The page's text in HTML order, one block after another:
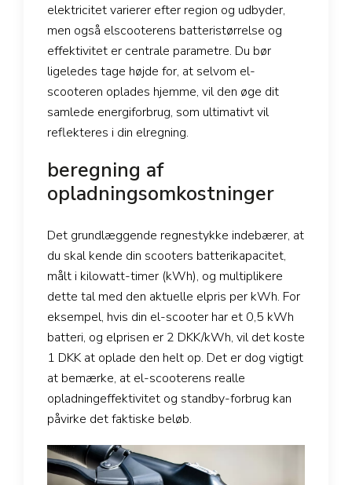
elektricitet varierer efter region og udbyder,
men også elscooterens batteristørrelse og
effektivitet er centrale parametre. Du bør
ligeledes tage højde for, at selvom el-
scooteren oplades hjemme, vil den øge dit
samlede energiforbrug, som ultimativt vil
reflekteres i din elregning.
beregning af
opladningsomkostninger
Det grundlæggende regnestykke indebærer, at
du skal kende din scooters batterikapacitet,
målt i kilowatt-timer (kWh), og multiplikere
dette tal med den aktuelle elpris per kWh. For
eksempel, hvis din el-scooter har et 0,5 kWh
batteri, og elprisen er 2 DKK/kWh, vil det koste
1 DKK at oplade den helt op. Det er dog vigtigt
at bemærke, at el-scooterens realle
opladningeffektivitet og standby-forbrug kan
påvirke det faktiske beløb.